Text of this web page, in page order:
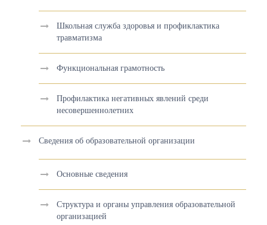
Школьная служба здоровья и профиклактика
травматизма
Функциональная грамотность
Профилактика негативных явлений среди
несовершеннолетних
Сведения об образовательной организации
Основные сведения
Структура и органы управления образовательной
организацией